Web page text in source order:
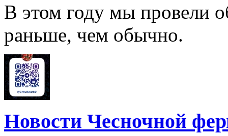
В этом году мы провели
раньше, чем обычно.
Новости Чесночной